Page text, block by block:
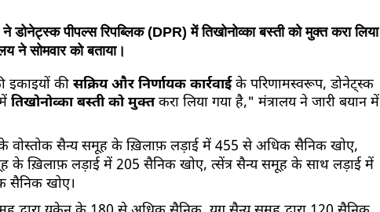
डोनेट्स्क पीपल्स रिपब्लिक (DPR) में तिखोनोव्का बस्ती को मुक्त करा लिया
ने सोमवार को बताया।
इकाइयों की सक्रिय और निर्णायक कार्रवाईके परिणामस्वरूप, डोनेट्स्क
तिखोनोव्का बस्ती को मुक्तकरा लिया गया है," मंत्रालय ने जारी बयान में
वोस्तोक सैन्य समूह के ख़िलाफ़ लड़ाई में 455 से अधिक सैनिक खोए,
के ख़िलाफ़ लड़ाई में 205 सैनिक खोए, त्सेंत्र सैन्य समूह के साथ लड़ाई में
सैनिक खोए।